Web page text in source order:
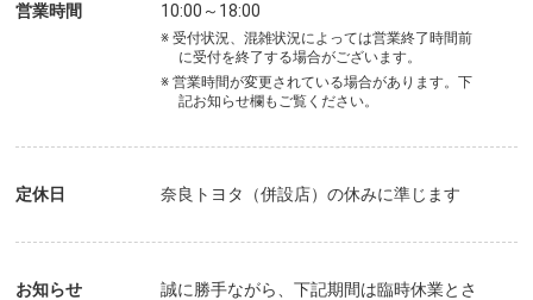
営業時間 10:00～18:00
※ 受付状況、混雑状況によっては営業終了時間前
に受付を終了する場合がございます。
※ 営業時間が変更されている場合があります。下
記お知らせ欄もご覧ください。
定休日 奈良トヨタ（併設店）の休みに準じます
お知らせ
誠に勝手ながら、下記期間は臨時休業とさ